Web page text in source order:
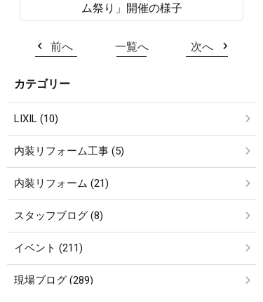
ム祭り」開催の様子
前へ 一覧へ 次へ
カテゴリー
LIXIL (10)
内装リフォーム工事 (5)
内装リフォーム (21)
スタッフブログ (8)
イベント (211)
現場ブログ (289)